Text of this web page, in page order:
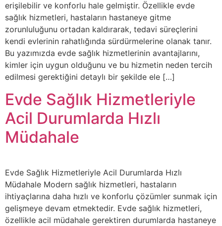
erişilebilir ve konforlu hale gelmiştir. Özellikle evde
sağlık hizmetleri, hastaların hastaneye gitme
zorunluluğunu ortadan kaldırarak, tedavi süreçlerini
kendi evlerinin rahatlığında sürdürmelerine olanak tanır.
Bu yazımızda evde sağlık hizmetlerinin avantajlarını,
kimler için uygun olduğunu ve bu hizmetin neden tercih
edilmesi gerektiğini detaylı bir şekilde ele […]
Evde Sağlık Hizmetleriyle
Acil Durumlarda Hızlı
Müdahale
Evde Sağlık Hizmetleriyle Acil Durumlarda Hızlı
Müdahale Modern sağlık hizmetleri, hastaların
ihtiyaçlarına daha hızlı ve konforlu çözümler sunmak için
gelişmeye devam etmektedir. Evde sağlık hizmetleri,
özellikle acil müdahale gerektiren durumlarda hastaneye